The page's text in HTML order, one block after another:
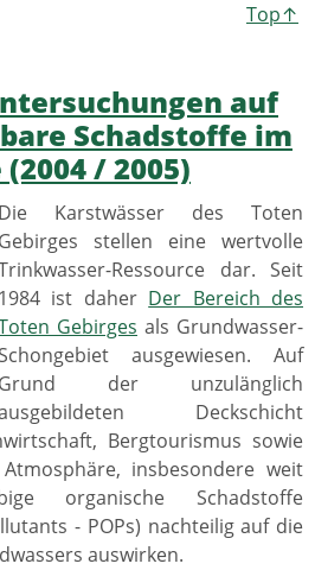
Top↑
auf
Schadstoffe im
/ 2005)
Die Karstwässer des Toten
Gebirges stellen eine wertvolle
Ressource dar. Seit
1984 ist daher Der Bereich des
Gebirges als Grundwasser-
ausgewiesen. Auf
Grund der unzulänglich
Deckschicht
Bergtourismus sowie
insbesondere weit
organische Schadstoffe
- POPs) nachteilig auf die
auswirken.